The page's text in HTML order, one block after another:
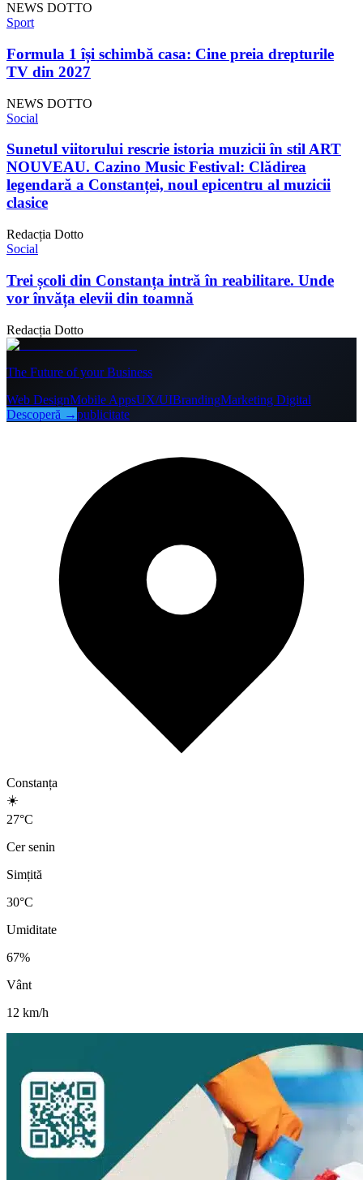
NEWS DOTTO
Sport
Formula 1 își schimbă casa: Cine preia drepturile
TV din 2027
NEWS DOTTO
Social
Sunetul viitorului rescrie istoria muzicii în stil ART
NOUVEAU. Cazino Music Festival: Clădirea
legendară a Constanței, noul epicentru al muzicii
clasice
Redacția Dotto
Social
Trei școli din Constanța intră în reabilitare. Unde
vor învăța elevii din toamnă
Redacția Dotto
The Future of your Business
Web DesignMobile AppsUX/UIBrandingMarketing Digital
Descoperă →publicitate
Constanța
☀️
27°C
Cer senin
Simțită
30°C
Umiditate
67%
Vânt
12 km/h